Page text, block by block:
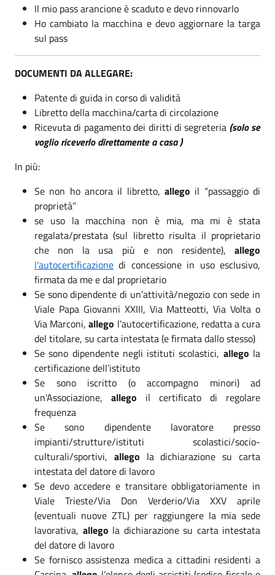
Il mio pass arancione è scaduto e devo rinnovarlo
Ho cambiato la macchina e devo aggiornare la targa
sul pass
DOCUMENTI DA ALLEGARE:
Patente di guida in corso di validità
Libretto della macchina/carta di circolazione
Ricevuta di pagamento dei diritti di segreteria (solo se
voglio riceverlo direttamente a casa )
In più:
Se non ho ancora il libretto, allego il “passaggio di
proprietà”
se uso la macchina non è mia, ma mi è stata
regalata/prestata (sul libretto risulta il proprietario
che non la usa più e non residente), allego
l'autocertificazione di concessione in uso esclusivo,
firmata da me e dal proprietario
Se sono dipendente di un’attività/negozio con sede in
Viale Papa Giovanni XXIII, Via Matteotti, Via Volta o
Via Marconi,allego l’autocertificazione, redatta a cura
del titolare, su carta intestata (e firmata dallo stesso)
Se sono dipendente negli istituti scolastici, allego la
certificazione dell’istituto
Se sono iscritto (o accompagno minori) ad
un’Associazione, allego il certificato di regolare
frequenza
Se sono dipendente lavoratore presso
impianti/strutture/istituti scolastici/socio-
culturali/sportivi, allego la dichiarazione su carta
intestata del datore di lavoro
Se devo accedere e transitare obbligatoriamente in
Viale Trieste/Via Don Verderio/Via XXV aprile
(eventuali nuove ZTL) per raggiungere la mia sede
lavorativa, allego la dichiarazione su carta intestata
del datore di lavoro
Se fornisco assistenza medica a cittadini residenti a